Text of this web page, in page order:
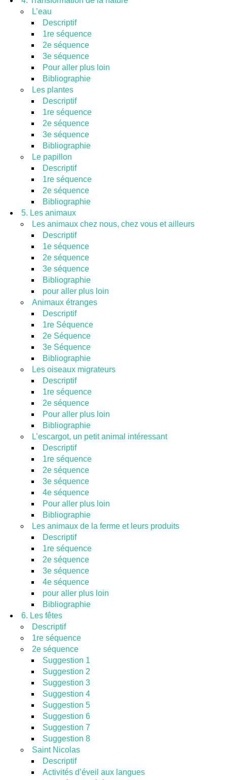
L’eau
Descriptif
1re séquence
2e séquence
3e séquence
Pour aller plus loin
Bibliographie
Les plantes
Descriptif
1re séquence
2e séquence
3e séquence
Bibliographie
Le papillon
Descriptif
1re séquence
2e séquence
Bibliographie
5. Les animaux
Les animaux chez nous, chez vous et ailleurs
Descriptif
1e séquence
2e séquence
3e séquence
Bibliographie
pour aller plus loin
Animaux étranges
Descriptif
1re Séquence
2e Séquence
3e Séquence
Bibliographie
Les oiseaux migrateurs
Descriptif
1re séquence
2e séquence
Pour aller plus loin
Bibliographie
L’escargot, un petit animal intéressant
Descriptif
1re séquence
2e séquence
3e séquence
4e séquence
Pour aller plus loin
Bibliographie
Les animaux de la ferme et leurs produits
Descriptif
1re séquence
2e séquence
3e séquence
4e séquence
pour aller plus loin
Bibliographie
6. Les fêtes
Descriptif
1re séquence
2e séquence
Suggestion 1
Suggestion 2
Suggestion 3
Suggestion 4
Suggestion 5
Suggestion 6
Suggestion 7
Suggestion 8
Saint Nicolas
Descriptif
Activités d’éveil aux langues